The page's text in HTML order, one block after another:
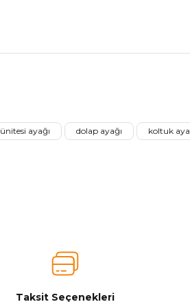
ayağı dolap ayağı koltuk
Taksit Seçenekleri